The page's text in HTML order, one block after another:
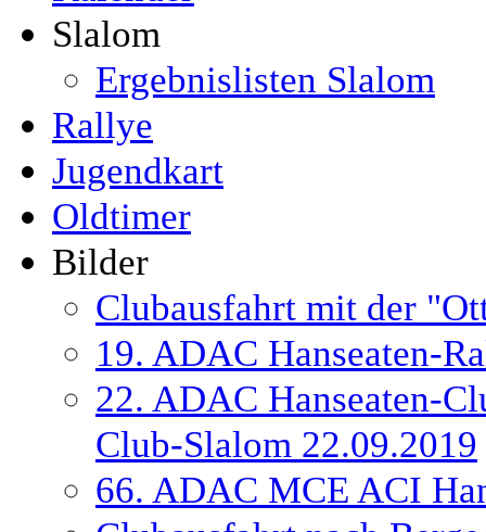
Slalom
Ergebnislisten Slalom
Rallye
Jugendkart
Oldtimer
Bilder
Clubausfahrt mit der
19. ADAC Hanseaten-
22. ADAC Hanseaten-
Club-Slalom 22.09.2019
66. ADAC MCE ACI